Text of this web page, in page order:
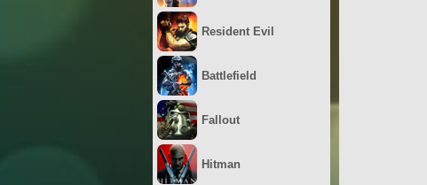
Resident Evil
Battlefield
Fallout
Hitman